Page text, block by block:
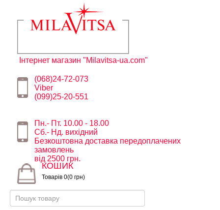
Інтернет магазин "Milavitsa-ua.com"
(068)24-72-073
Viber
(099)25-20-551
Пн.- Пт. 10.00 - 18.00
Сб.- Нд. вихідний
Безкоштовна доставка передоплачених
замовлень
від 2500 грн.
КОШИК
Товарів 0(0 грн)